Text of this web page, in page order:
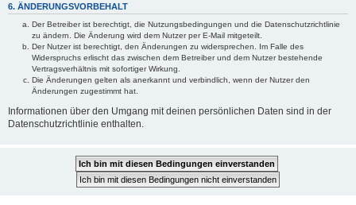
6. ÄNDERUNGSVORBEHALT
Der Betreiber ist berechtigt, die Nutzungsbedingungen und die Datenschutzrichtlinie
zu ändern. Die Änderung wird dem Nutzer per E-Mail mitgeteilt.
Der Nutzer ist berechtigt, den Änderungen zu widersprechen. Im Falle des
Widerspruchs erlischt das zwischen dem Betreiber und dem Nutzer bestehende
Vertragsverhältnis mit sofortiger Wirkung.
Die Änderungen gelten als anerkannt und verbindlich, wenn der Nutzer den
Änderungen zugestimmt hat.
Informationen über den Umgang mit deinen persönlichen Daten sind in der
Datenschutzrichtlinie enthalten.